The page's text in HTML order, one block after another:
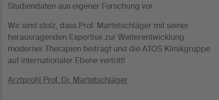
Studiendaten aus eigener Forschung vor.
Wir sind stolz, dass Prof. Martetschläger mit seiner
herausragenden Expertise zur Weiterentwicklung
moderner Therapien beiträgt und die ATOS Klinikgruppe
auf internationaler Ebene vertritt!
Arztprofil Prof. Dr. Martetschläger